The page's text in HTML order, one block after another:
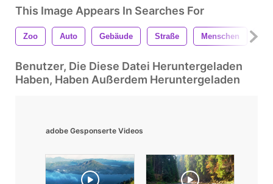
This Image Appears In Searches For
Zoo Auto Gebäude Straße Menschen
Benutzer, Die Diese Datei Heruntergeladen
Haben, Haben Außerdem Heruntergeladen
adobe Gesponserte Videos